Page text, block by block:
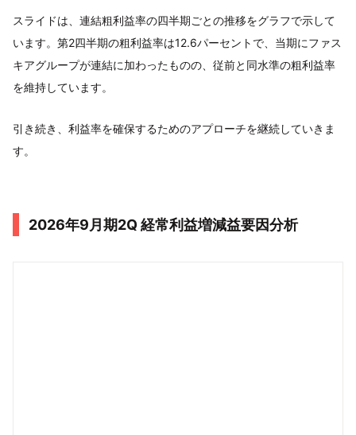
スライドは、連結粗利益率の四半期ごとの推移をグラフで示して
います。第2四半期の粗利益率は12.6パーセントで、当期にファス
キアグループが連結に加わったものの、従前と同水準の粗利益率
を維持しています。
引き続き、利益率を確保するためのアプローチを継続していきま
す。
2026年9月期2Q 経常利益増減益要因分析